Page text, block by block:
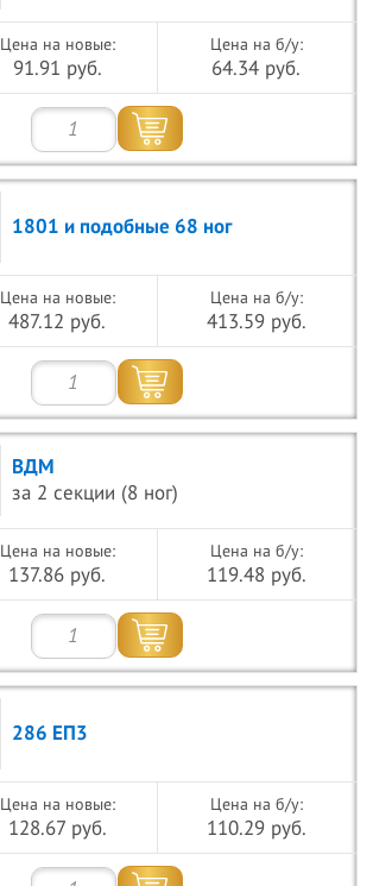
Цена на новые:
91.91 руб.
Цена на б/у:
64.34 руб.
1801 и подобные 68 ног
Цена на новые:
487.12 руб.
Цена на б/у:
413.59 руб.
ВДМ
за 2 секции (8 ног)
Цена на новые:
137.86 руб.
Цена на б/у:
119.48 руб.
286 ЕП3
Цена на новые:
128.67 руб.
Цена на б/у:
110.29 руб.